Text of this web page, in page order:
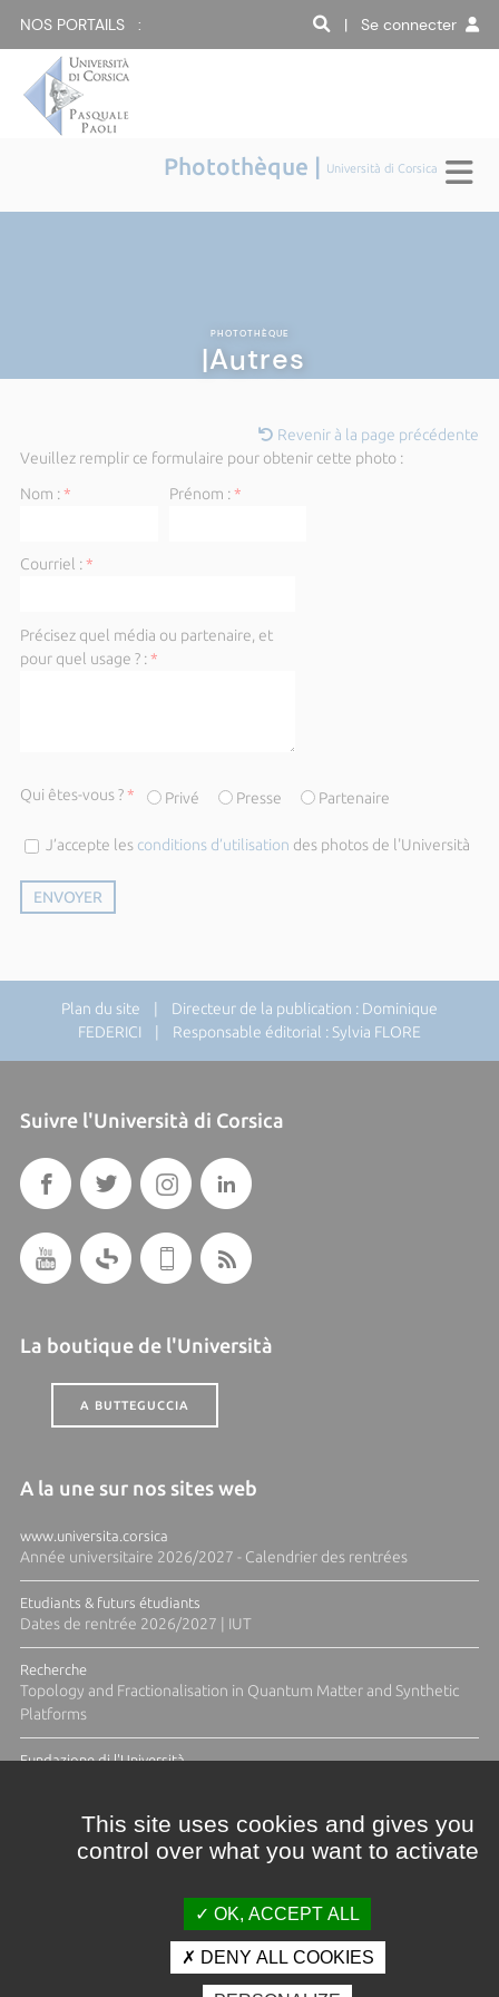
NOS PORTAILS : | Se connecter
Photothèque | Università di Corsica
PHOTOTHÈQUE
|Autres
Revenir à la page précédente
Veuillez remplir ce formulaire pour obtenir cette photo :
Nom :* Prénom :*
Courriel :*
Précisez quel média ou partenaire, et
pour quel usage ? :*
Qui êtes-vous ?* Privé Presse Partenaire
J’accepte les conditions d’utilisation des photos de l'Università
Plan du site | Directeur de la publication : Dominique
FEDERICI | Responsable éditorial : Sylvia FLORE
Suivre l'Università di Corsica
La boutique de l'Università
A BUTTEGUCCIA
A la une sur nos sites web
www.universita.corsica
Année universitaire 2026/2027 - Calendrier des rentrées
Etudiants & futurs étudiants
Dates de rentrée 2026/2027 | IUT
Recherche
Topology and Fractionalisation in Quantum Matter and Synthetic
Platforms
Fundazione di l'Università
Crédits et mentions légales
This site uses cookies and gives you
control over what you want to activate
OK, ACCEPT ALL
DENY ALL COOKIES